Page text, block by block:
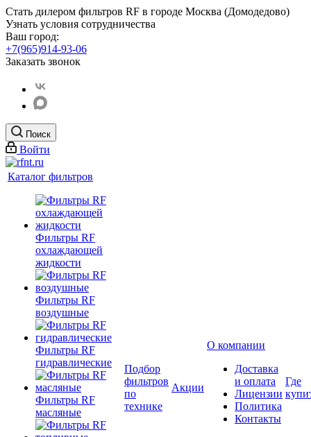
Стать дилером фильтров RF в городе Москва (Домодедово)
Узнать условия сотрудничества
Ваш город:
+7(965)914-93-06
Заказать звонок
Поиск
Войти
Каталог фильтров
Фильтры RF
охлаждающей
жидкости
Фильтры RF
воздушные
Фильтры RF
гидравлические
Фильтры RF
масляные
Подбор
фильтров
по
технике
Акции
О компании
Доставка
и оплата
Лицензии
Политика
Контакты
Где